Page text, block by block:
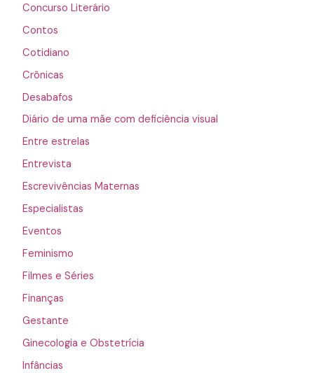
Concurso Literário
Contos
Cotidiano
Crônicas
Desabafos
Diário de uma mãe com deficiência visual
Entre estrelas
Entrevista
Escrevivências Maternas
Especialistas
Eventos
Feminismo
Filmes e Séries
Finanças
Gestante
Ginecologia e Obstetrícia
Infâncias